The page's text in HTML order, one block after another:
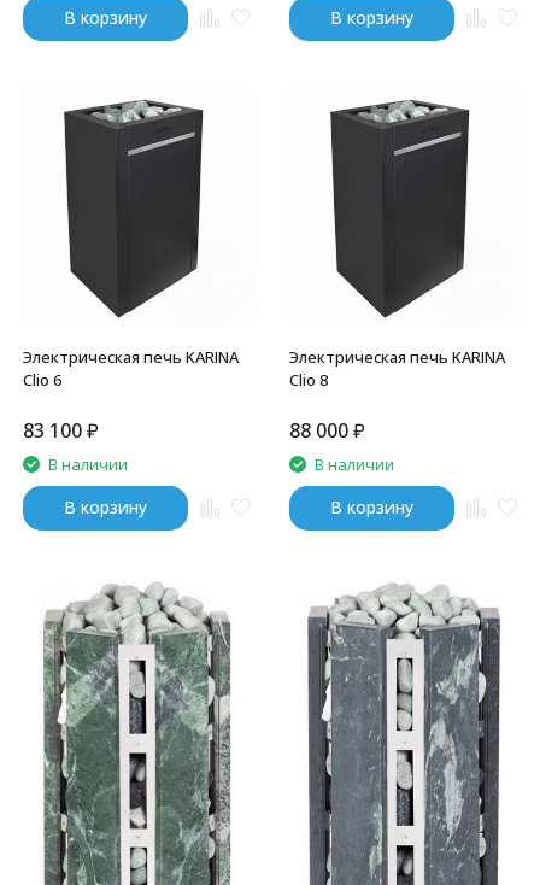
В корзину В корзину
Электрическая печь KARINA
Clio 6
83 100₽
В наличии
В корзину
Электрическая печь KARINA
Clio 8
88 000₽
В наличии
В корзину